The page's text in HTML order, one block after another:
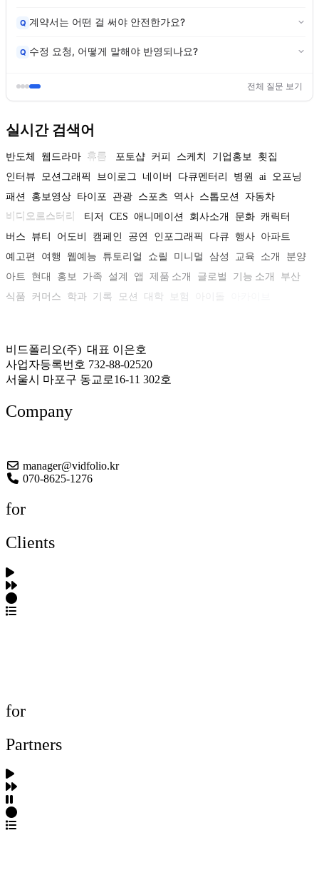
Q 계약서는 어떤 걸 써야 안전한가요?
Q 수정 요청, 어떻게 말해야 반영되나요?
전체 질문 보기
실시간 검색어
반도체 웹드라마 휴롬 포토샵 커피 스케치 기업홍보
횟집
인터뷰
모션그래픽 브이로그 네이버 다큐멘터리 병원 ai 오프닝
패션
홍보영상 타이포 관광 스포츠 역사 스톱모션
자동차
비디오로스터리
티저 CES 애니메이션 회사소개 문화 캐릭터
버스
뷰티 어도비 캠페인 공연 인포그래픽 다큐 행사 아파트
예고편
여행 웹예능 튜토리얼 쇼릴 미니멀 삼성 교육 소개
분양
아트
현대 홍보 가족 설계 앱 제품 소개 글로벌 기능 소개
부산
식품
커머스 학과 기록 모션 대학 보험
비드폴리오(주) 대표 이은호
사업자등록번호 732-88-02520
서울시 마포구 동교로16-11 302호
Company
manager@vidfolio.kr
070-8625-1276
for
Clients
for
Partners